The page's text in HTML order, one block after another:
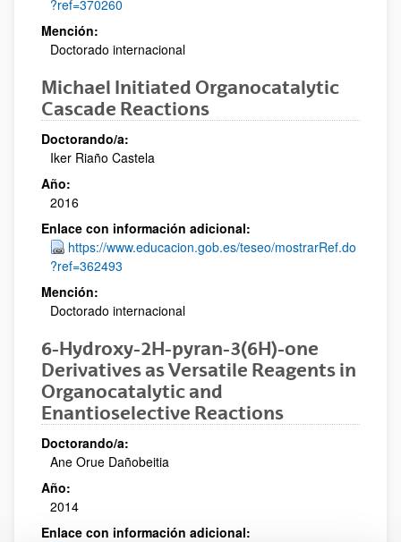
?ref=370260
Mención:
Doctorado internacional
Michael Initiated Organocatalytic
Cascade Reactions
Doctorando/a:
Iker Riaño Castela
Año:
2016
Enlace con información adicional:
https://www.educacion.gob.es/teseo/mostrarRef.do
?ref=362493
Mención:
Doctorado internacional
6-Hydroxy-2H-pyran-3(6H)-one
Derivatives as Versatile Reagents in
Organocatalytic and
Enantioselective Reactions
Doctorando/a:
Ane Orue Dañobeitia
Año:
2014
Enlace con información adicional: